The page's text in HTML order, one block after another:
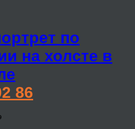
по
на холсте в
86